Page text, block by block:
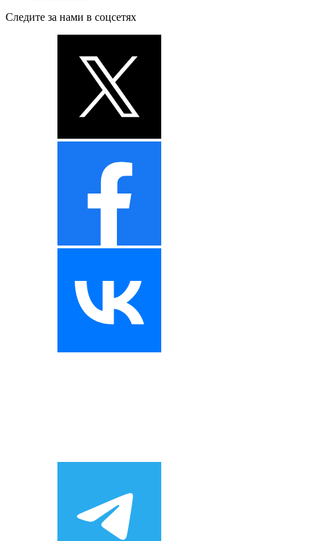
Следите за нами в соцсетях